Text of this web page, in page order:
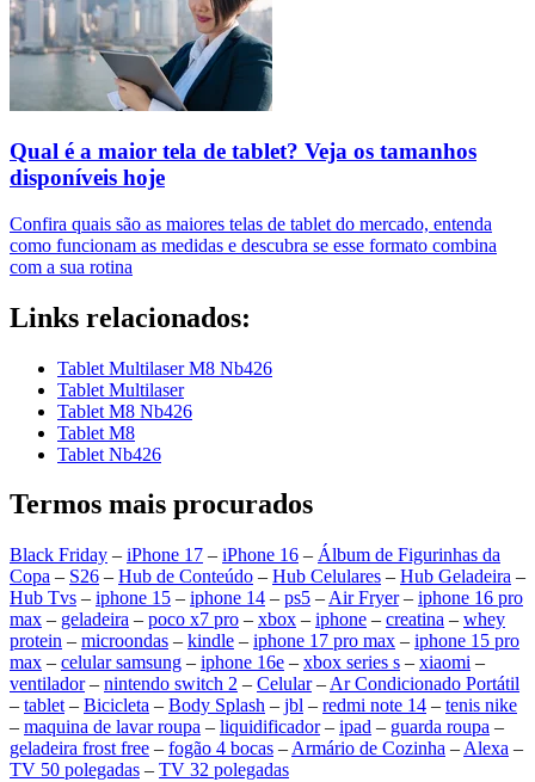
Qual é a maior tela de tablet? Veja os tamanhos
disponíveis hoje
Confira quais são as maiores telas de tablet do mercado, entenda
como funcionam as medidas e descubra se esse formato combina
com a sua rotina
Links relacionados:
Tablet Multilaser M8 Nb426
Tablet Multilaser
Tablet M8 Nb426
Tablet M8
Tablet Nb426
Termos mais procurados
Black Friday – iPhone 17 – iPhone 16 – Álbum de Figurinhas da
Copa – S26 – Hub de Conteúdo – Hub Celulares – Hub Geladeira –
Hub Tvs – iphone 15 – iphone 14 – ps5 – Air Fryer– iphone 16 pro
max – geladeira – poco x7 pro – xbox – iphone – creatina – whey
protein – microondas – kindle – iphone 17 pro max – iphone 15 pro
max – celular samsung – iphone 16e – xbox series s – xiaomi –
ventilador– nintendo switch 2 – Celular– Ar Condicionado Portátil
– tablet – Bicicleta – Body Splash – jbl – redmi note 14 – tenis nike
– maquina de lavar roupa – liquidificador– ipad – guarda roupa –
geladeira frost free – fogão 4 bocas – Armário de Cozinha – Alexa –
TV 50 polegadas – TV 32 polegadas